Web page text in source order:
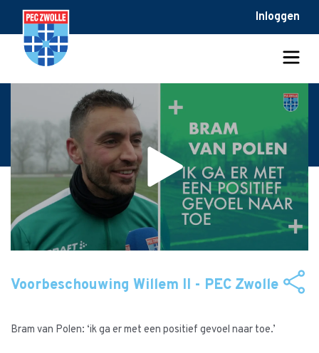
Inloggen
Voorbeschouwing Willem II - PEC Zwolle
Bram van Polen: ‘ik ga er met een positief gevoel naar toe.’